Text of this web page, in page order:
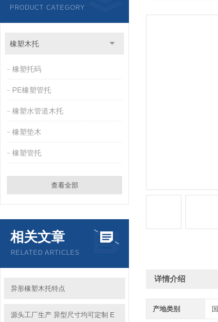
PRODUCT CATEGORY
橡塑木托
橡塑托码
PE橡塑管托
橡塑水管道木托
橡塑垫木
橡塑管托
查看全部
相关文章
RELATED ARTICLES
异形橡塑木托特点
源头工厂生产 异型尺寸均可定制 E
详情介绍
产地类别